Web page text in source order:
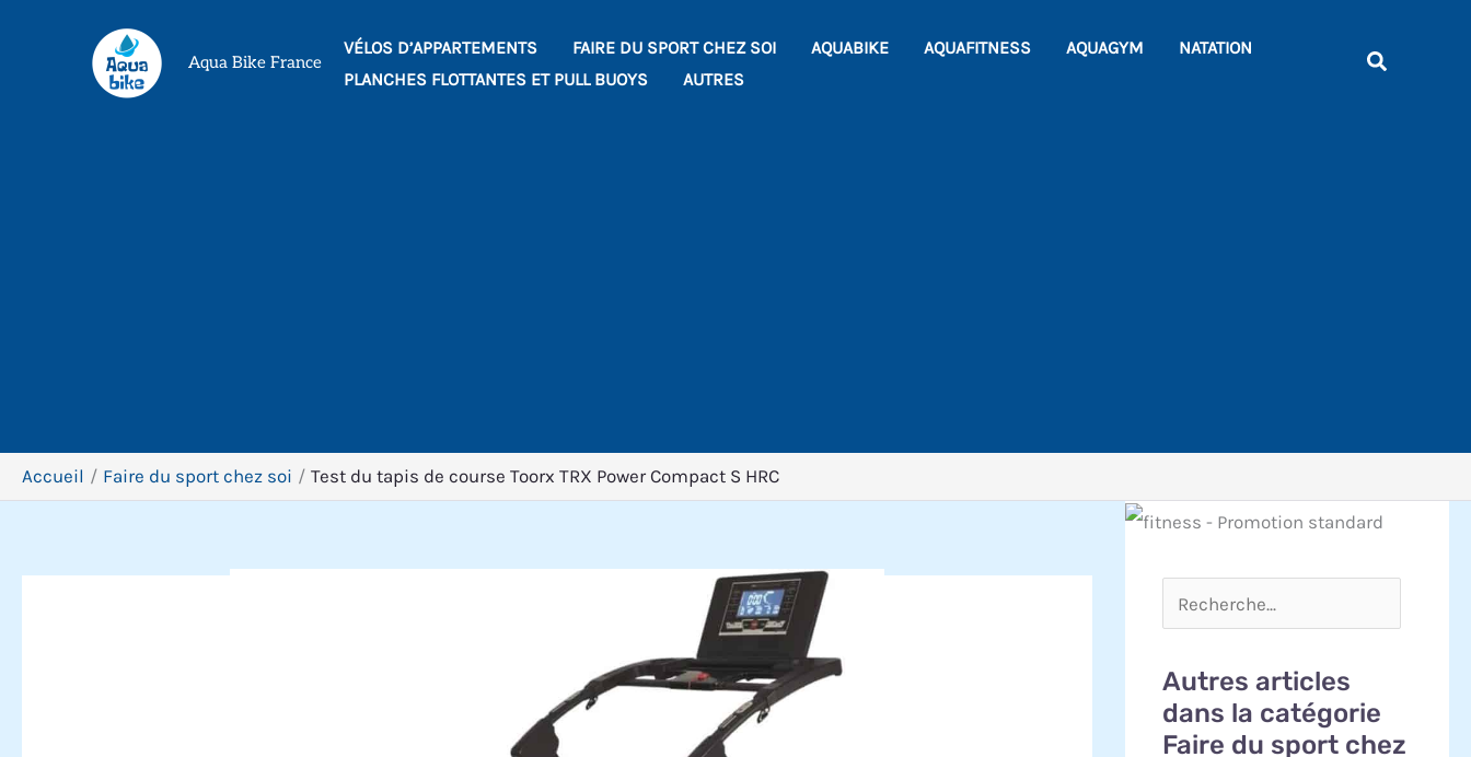
Aqua Bike France
VÉLOS D’APPARTEMENTS FAIRE DU SPORT CHEZ SOI AQUABIKE AQUAFITNESS AQUAGYM
NATATION
PLANCHES FLOTTANTES ET PULL BUOYS
AUTRES
Accueil Faire du sport chez soi Test du tapis de course Toorx TRX Power Compact S HRC
Autres articles
dans la catégorie
Faire du sport chez